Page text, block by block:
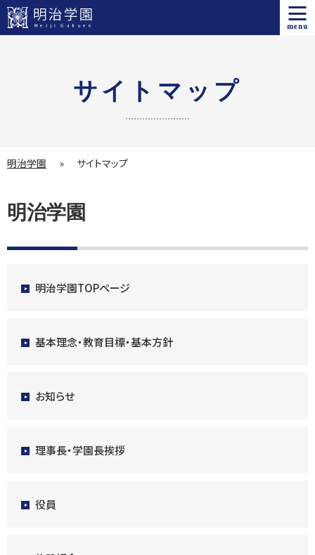
menu
サイトマップ
明治学園 » サイトマップ
明治学園
明治学園TOPページ
基本理念・教育目標・基本方針
お知らせ
理事長・学園長挨拶
役員